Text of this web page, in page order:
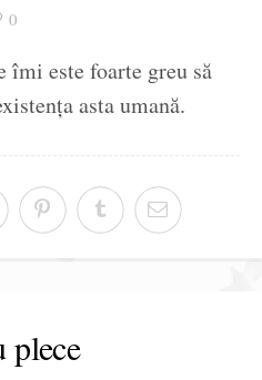
0
îmi este foarte greu să
asta umană.
plece